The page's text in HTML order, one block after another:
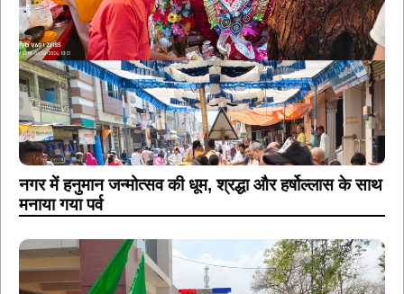
नगर में हनुमान जन्मोत्सव की धूम, श्रद्धा और हर्षोल्लास के साथ
मनाया गया पर्व